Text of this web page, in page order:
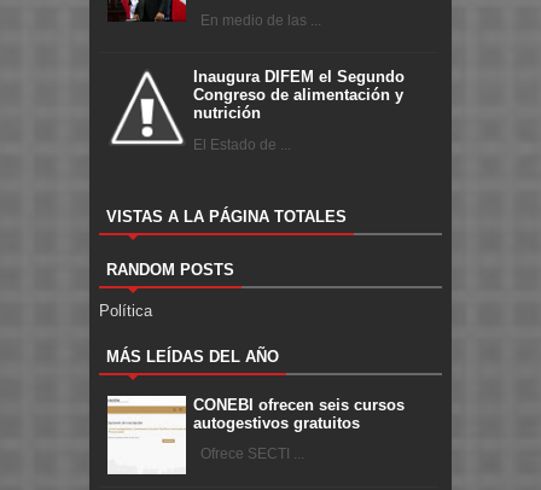
En medio de las ...
Inaugura DIFEM el Segundo
Congreso de alimentación y
nutrición
El Estado de ...
VISTAS A LA PÁGINA TOTALES
RANDOM POSTS
Política
MÁS LEÍDAS DEL AÑO
CONEBI ofrecen seis cursos
autogestivos gratuitos
Ofrece SECTI ...